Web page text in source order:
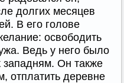
долгих месяцев
В его голове
освободить
Ведь у него было
западням. Он также
отплатить деревне